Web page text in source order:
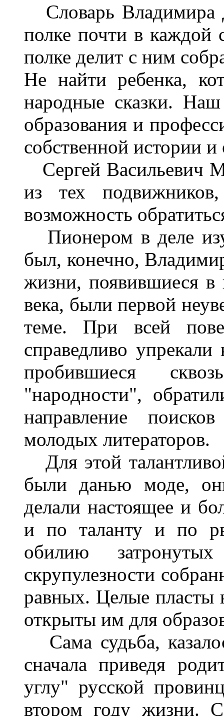
Словарь Владимира
полке почти в каждой
полке делит с ним
Не найти ребенка,
народные сказки.
образования и
собственной истории
Сергей Васильевич
из тех
возможность
Пионером в деле
был, конечно,
жизни, появившиеся в
века, были первой
теме. При всей
справедливо
пробившиеся
"народности",
направление
молодых литераторов.
Для этой
были данью моде,
делали настоящее и
и по таланту и по
обилию
скрупулезности
равных. Целые пласты
открыты им для
Сама судьба,
сначала приведя
углу" русской
втором году жизни.